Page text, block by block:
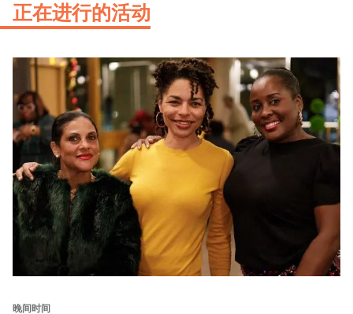
正在进行的活动
晚间时间